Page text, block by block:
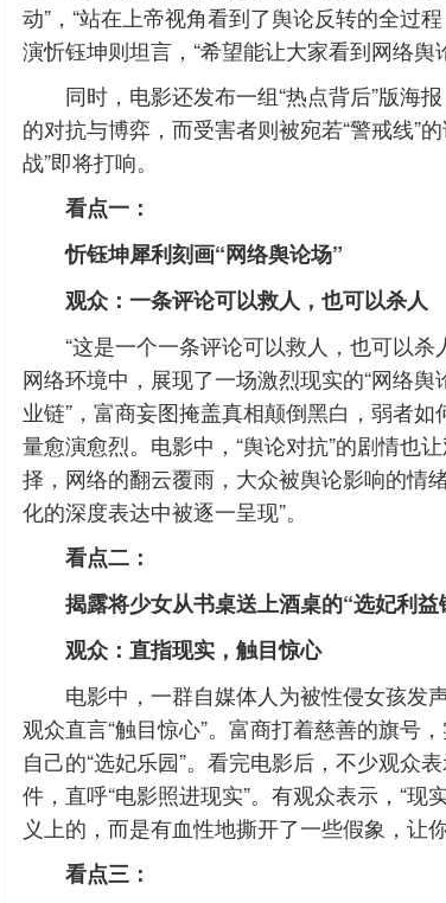
动”，“站在上帝视角看到了舆论反转的全过
演忻钰坤则坦言，“希望能让大家看到网络舆
同时，电影还发布一组“热点背后”版海
的对抗与博弈，而受害者则被宛若“警戒线”
战”即将打响。
看点一：
忻钰坤犀利刻画“网络舆论场”
观众：一条评论可以救人，也可以杀人
“这是一个一条评论可以救人，也可以
网络环境中，展现了一场激烈现实的“网络
业链”，富商妄图掩盖真相颠倒黑白，弱者
量愈演愈烈。电影中，“舆论对抗”的剧情也
择，网络的翻云覆雨，大众被舆论影响的情
化的深度表达中被逐一呈现”。
看点二：
揭露将少女从书桌送上酒桌的“选妃利益
观众：直指现实，触目惊心
电影中，一群自媒体人为被性侵女孩发
观众直言“触目惊心”。富商打着慈善的旗号
自己的“选妃乐园”。看完电影后，不少观众
件，直呼“电影照进现实”。有观众表示，“
义上的，而是有血性地撕开了一些假象，让
看点三：